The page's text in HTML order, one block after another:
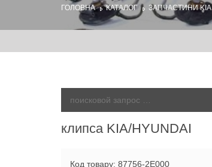
ГОЛОВНА КАТАЛОГ ЗАПЧАСТИНИ KIA
клипса KIA/HYUNDAI
Код товару: 87756-2E000